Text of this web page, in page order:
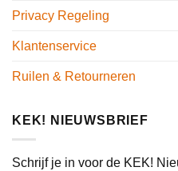
Privacy Regeling
Klantenservice
Ruilen & Retourneren
KEK! NIEUWSBRIEF
Schrijf je in voor de KEK!